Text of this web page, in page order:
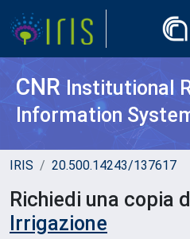
CNR Institutional
Information
IRIS 20.500.14243/137617
Richiedi una copia
Irrigazione